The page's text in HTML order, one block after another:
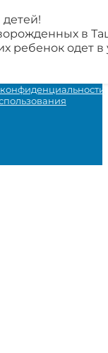
в
ребенок одет